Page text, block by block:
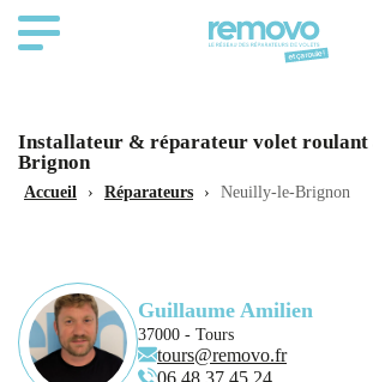
Installateur & réparateur volet roulant
Brignon
Accueil › Réparateurs › Neuilly-le-Brignon
Guillaume Amilien
37000 - Tours
tours@removo.fr
06 48 37 45 24